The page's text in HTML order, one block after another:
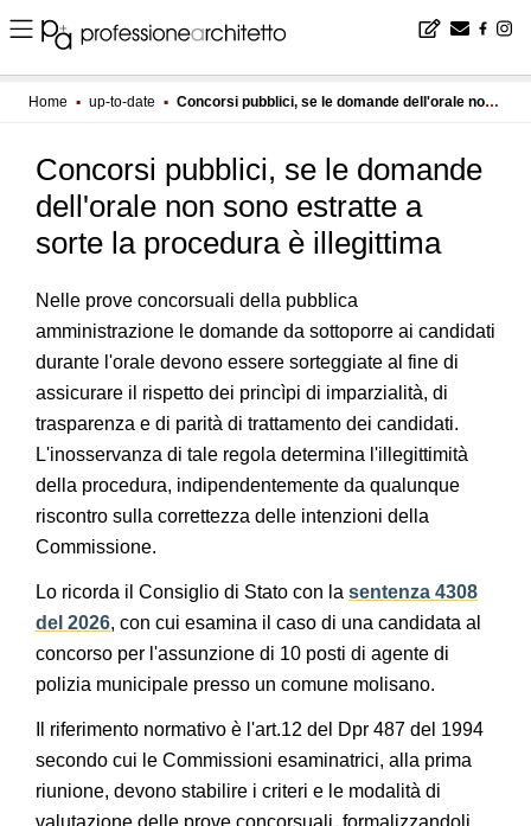
Home ▪ up-to-date ▪ Concorsi pubblici, se le domande dell'orale non sono estratte a sorte la procedura è illegittima
Concorsi pubblici, se le domande
dell'orale non sono estratte a
sorte la procedura è illegittima
Nelle prove concorsuali della pubblica
amministrazione le domande da sottoporre ai candidati
durante l'orale devono essere sorteggiate al fine di
assicurare il rispetto dei princìpi di imparzialità, di
trasparenza e di parità di trattamento dei candidati.
L'inosservanza di tale regola determina l'illegittimità
della procedura, indipendentemente da qualunque
riscontro sulla correttezza delle intenzioni della
Commissione.
Lo ricorda il Consiglio di Stato con la sentenza 4308
del 2026, con cui esamina il caso di una candidata al
concorso per l'assunzione di 10 posti di agente di
polizia municipale presso un comune molisano.
Il riferimento normativo è l'art.12 del Dpr 487 del 1994
secondo cui le Commissioni esaminatrici, alla prima
riunione, devono stabilire i criteri e le modalità di
valutazione delle prove concorsuali, formalizzandoli